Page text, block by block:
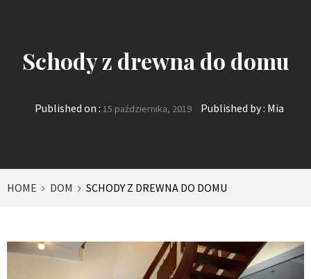
Schody z drewna do domu
Published on : 15 października, 2019 Published by : Mia
HOME DOM SCHODY Z DREWNA DO DOMU